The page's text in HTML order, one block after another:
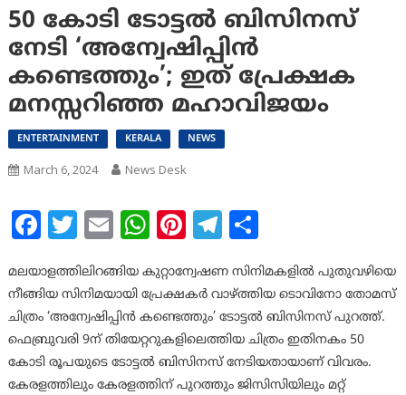
50 കോടി ടോട്ടല്‍ ബിസിനസ്
നേടി ‘അന്വേഷിപ്പിന്‍
കണ്ടെത്തും’; ഇത് പ്രേക്ഷക
മനസ്സറിഞ്ഞ മഹാവിജയം
ENTERTAINMENT KERALA NEWS
March 6, 2024 News Desk
Facebook
Twitter
EmailWhatsApp
Pinterest
Telegram
Share
മലയാളത്തിലിറങ്ങിയ കുറ്റാന്വേഷണ സിനിമകളില്‍ പുതുവഴിയെ
നീങ്ങിയ സിനിമയായി പ്രേക്ഷകര്‍ വാഴ്ത്തിയ ടൊവിനോ തോമസ്
ചിത്രം ‘അന്വേഷിപ്പിന്‍ കണ്ടെത്തും’ ടോട്ടല്‍ ബിസിനസ് പുറത്ത്.
ഫെബ്രുവരി 9ന് തിയേറ്ററുകളിലെത്തിയ ചിത്രം ഇതിനകം 50
കോടി രൂപയുടെ ടോട്ടല്‍ ബിസിനസ് നേടിയതായാണ് വിവരം.
കേരളത്തിലും കേരളത്തിന് പുറത്തും ജിസിസിയിലും മറ്റ്